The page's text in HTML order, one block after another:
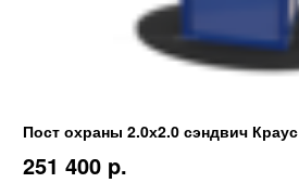
Пост охраны 2.0х2.0 сэндвич Краус
251 400 p.